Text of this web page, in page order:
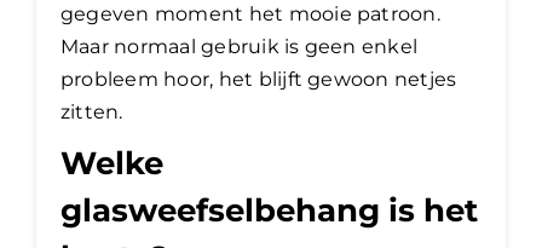
gegeven moment het mooie patroon.
Maar normaal gebruik is geen enkel
probleem hoor, het blijft gewoon netjes
zitten.
Welke
glasweefselbehang is het